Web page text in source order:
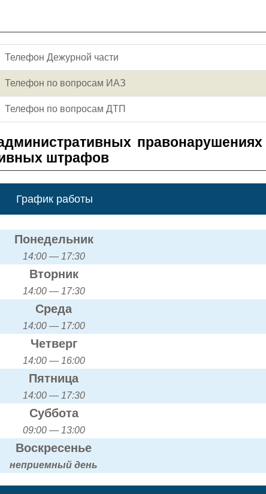
Телефон Дежурной части
Телефон по вопросам ИАЗ
Телефон по вопросам ДТП
штрафов
График работы
Понедельник
14:00 — 17:30
Вторник
14:00 — 17:30
Среда
14:00 — 17:00
Четверг
14:00 — 16:00
Пятница
14:00 — 17:30
Суббота
09:00 — 13:00
Воскресенье
неприемный день